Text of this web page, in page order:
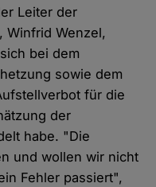
Leiter der
Winfrid Wenzel,
bei dem
sowie dem
für die
der
habe. "Die
und wollen wir nicht
Fehler passiert",